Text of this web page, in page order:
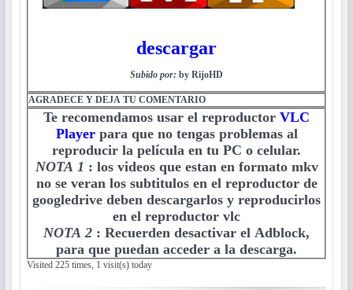
descargar
Subido por: by RijoHD
AGRADECE Y DEJA TU COMENTARIO
Te recomendamos usar el reproductor VLC
Playerpara que no tengas problemas al
reproducir la película en tu PC o celular.
NOTA 1 : los videos que estan en formato mkv
no se veran los subtitulos en el reproductor de
googledrive deben descargarlos y reproducirlos
en el reproductor vlc
NOTA 2 : Recuerden desactivar el Adblock,
para que puedan acceder a la descarga.
Visited 225 times, 1 visit(s) today